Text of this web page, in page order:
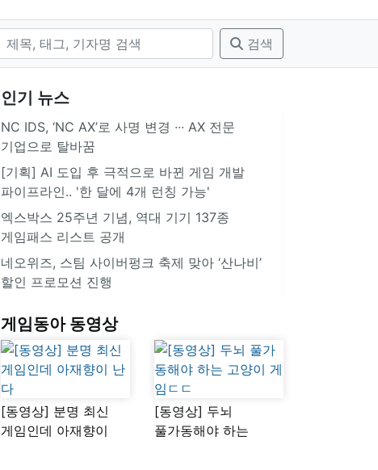
검색
인기 뉴스
NC IDS, ‘NC AX’로 사명 변경 ∙∙∙ AX 전문
기업으로 탈바꿈
[기획] AI 도입 후 극적으로 바뀐 게임 개발
파이프라인.. '한 달에 4개 런칭 가능'
엑스박스 25주년 기념, 역대 기기 137종
게임패스 리스트 공개
네오위즈, 스팀 사이버펑크 축제 맞아 ‘산나비’
할인 프로모션 진행
게임동아 동영상
[동영상] 분명 최신
게임인데 아재향이
[동영상] 두뇌
풀가동해야 하는